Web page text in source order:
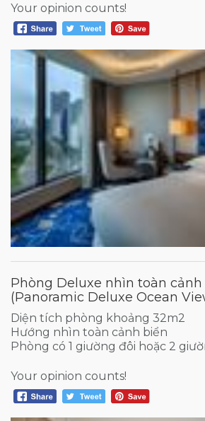
Your opinion counts!
Phòng Deluxe nhìn toàn cảnh
(Panoramic Deluxe Ocean
Diện tích phòng khoảng 32m2
Hướng nhìn toàn cảnh biển
Phòng có 1 giường đôi hoặc 2
Your opinion counts!